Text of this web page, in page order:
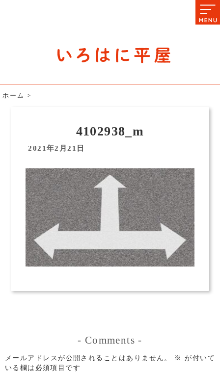
ホーム >
4102938_m
2021年2月21日
- Comments -
メールアドレスが公開されることはありません。 ※ が付いて
いる欄は必須項目です